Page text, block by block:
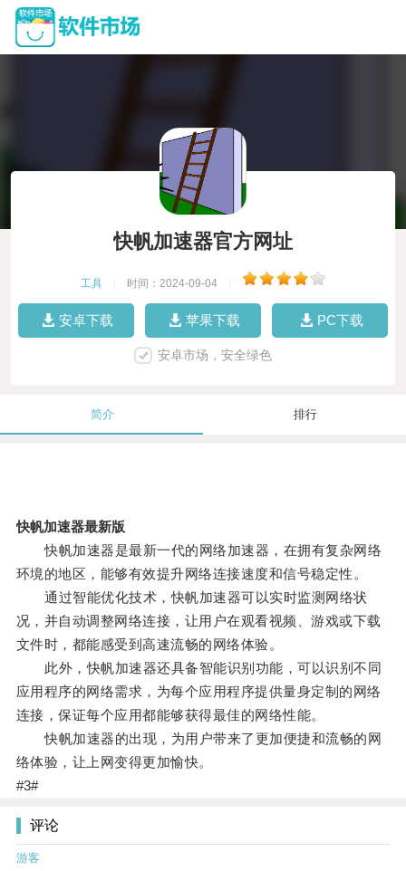
快帆加速器官方网址
工具 时间：2024-09-04
安卓下载 苹果下载 PC下载
安卓市场，安全绿色
简介 排行
快帆加速器最新版
快帆加速器是最新一代的网络加速器，在拥有复杂网络
环境的地区，能够有效提升网络连接速度和信号稳定性。
通过智能优化技术，快帆加速器可以实时监测网络状
况，并自动调整网络连接，让用户在观看视频、游戏或下载
文件时，都能感受到高速流畅的网络体验。
此外，快帆加速器还具备智能识别功能，可以识别不同
应用程序的网络需求，为每个应用程序提供量身定制的网络
连接，保证每个应用都能够获得最佳的网络性能。
快帆加速器的出现，为用户带来了更加便捷和流畅的网
络体验，让上网变得更加愉快。
#3#
评论
游客